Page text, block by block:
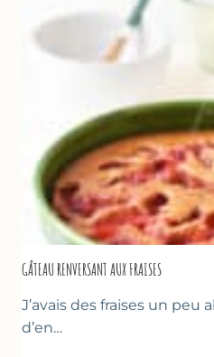
GÂTEAU RENVERSANT AUX FRAISES
J’avais des fraises un
d’en…